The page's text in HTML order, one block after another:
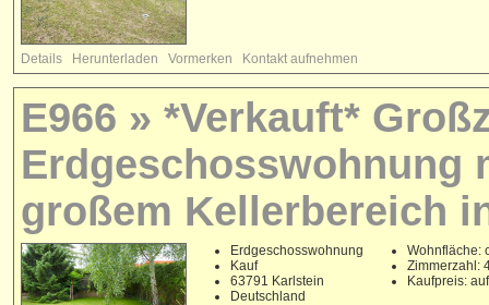
Details Herunterladen Vormerken Kontakt aufnehmen
E966 » *Verkauft*
Erdgeschosswohnung
großem Kellerbereich
Erdgeschosswohnung
Kauf
63791 Karlstein
Deutschland
Wohnfläche:
Zimmerzahl:
Kaufpreis: